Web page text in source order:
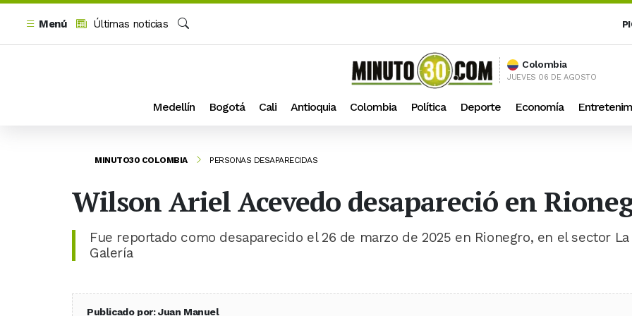
Menú
Últimas noticias
Colombia
JUEVES 06 DE AGOSTO
Medellín Bogotá Cali Antioquia Colombia Política Deporte Economía
MINUTO30 COLOMBIA PERSONAS DESAPARECIDAS
Wilson Ariel Acevedo desapareció en
Fue reportado como desaparecido el 26 de marzo de 2025 en Rionegro, en el sector La
Galería
Publicado por: Juan Manuel